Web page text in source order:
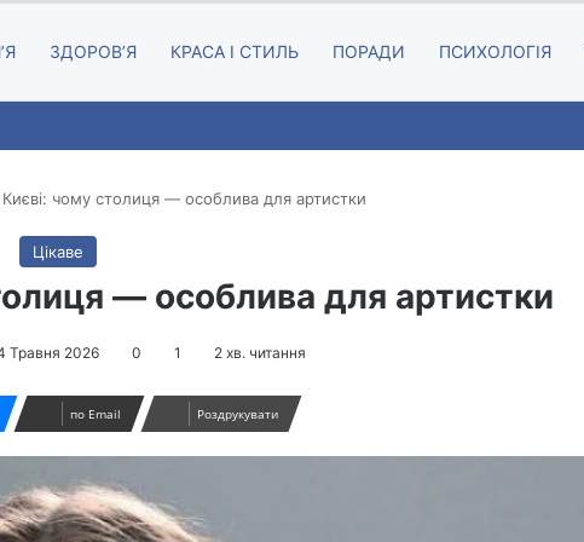
ЗДОРОВʼЯ КРАСА І СТИЛЬ ПОРАДИ ПСИХОЛОГІЯ
чому столиця — особлива для артистки
Цікаве
— особлива для артистки
Травня 2026 0 1 2 хв. читання
по Email Роздрукувати